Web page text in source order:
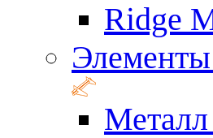
Ridge
Элементы